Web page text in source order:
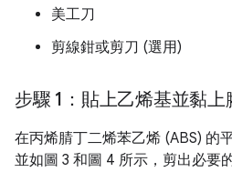
美工刀
剪線鉗或剪刀 (選用)
步驟 1：貼上乙烯基並黏上
在丙烯腈丁二烯苯乙烯 (ABS) 的
並如圖 3 和圖 4 所示，剪出必要